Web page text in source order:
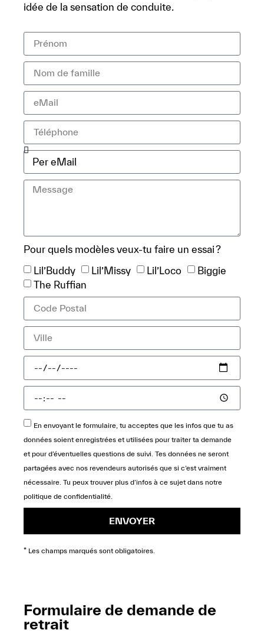
idée de la sensation de conduite.
Pour quels modèles veux-tu faire un essai ?
Lil’Buddy
Lil’Missy Lil’Loco
Biggie
The Ruffian
En envoyant le formulaire, tu acceptes que les infos que tu as
données soient enregistrées et utilisées pour traiter ta demande
et pour d’éventuelles questions de suivi. Tes données ne seront
partagées avec nos revendeurs autorisés que si c’est vraiment
nécessaire. Tu peux trouver plus d’infos à ce sujet dans notre
politique de confidentialité
ENVOYER
* Les champs marqués sont obligatoires.
Formulaire de demande de
retrait